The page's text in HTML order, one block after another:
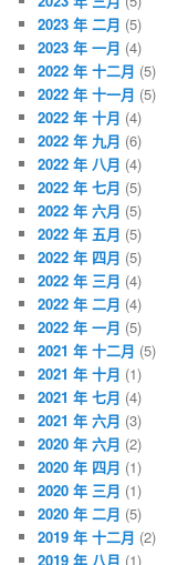
2023 年 二月 (5)
2023 年 一月 (4)
2022 年 十二月 (5)
2022 年 十一月 (5)
2022 年 十月 (4)
2022 年 九月 (6)
2022 年 八月 (4)
2022 年 七月 (5)
2022 年 六月 (5)
2022 年 五月 (5)
2022 年 四月 (5)
2022 年 三月 (4)
2022 年 二月 (4)
2022 年 一月 (5)
2021 年 十二月 (5)
2021 年 十月 (1)
2021 年 七月 (4)
2021 年 六月 (3)
2020 年 六月 (2)
2020 年 四月 (1)
2020 年 三月 (1)
2020 年 二月 (5)
2019 年 十二月 (2)
2019 年 八月 (1)